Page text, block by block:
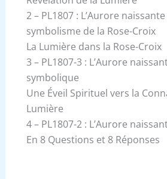
2 – PL1807 : L’Aurore
symbolisme de la Rose-Croix
La Lumière dans la Rose-Croix
3 – PL1807-3 : L’Aurore
symbolique
Une Éveil Spirituel vers la
Lumière
4 – PL1807-2 : L’Aurore
En 8 Questions et 8 Réponses